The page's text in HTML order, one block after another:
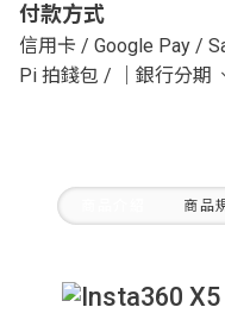
付款方式
信用卡 / Google Pay /
Pi 拍錢包 / ｜銀行分期
商品